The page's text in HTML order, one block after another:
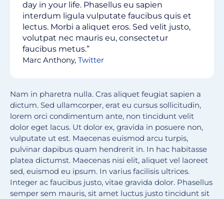
day in your life. Phasellus eu sapien
interdum ligula vulputate faucibus quis et
lectus. Morbi a aliquet eros. Sed velit justo,
volutpat nec mauris eu, consectetur
faucibus metus.”
Marc Anthony, Twitter
Nam in pharetra nulla. Cras aliquet feugiat sapien a
dictum. Sed ullamcorper, erat eu cursus sollicitudin,
lorem orci condimentum ante, non tincidunt velit
dolor eget lacus. Ut dolor ex, gravida in posuere non,
vulputate ut est. Maecenas euismod arcu turpis,
pulvinar dapibus quam hendrerit in. In hac habitasse
platea dictumst. Maecenas nisi elit, aliquet vel laoreet
sed, euismod eu ipsum. In varius facilisis ultrices.
Integer ac faucibus justo, vitae gravida dolor. Phasellus
semper sem mauris, sit amet luctus justo tincidunt sit